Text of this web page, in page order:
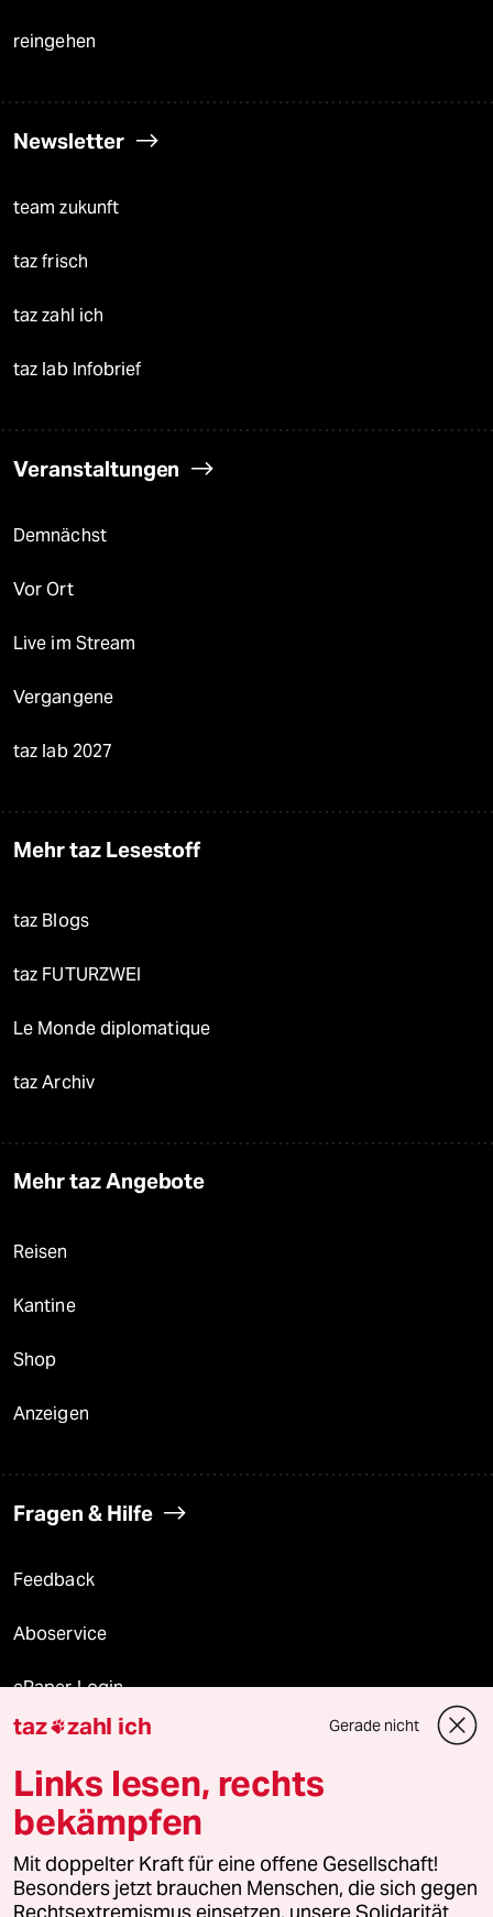
reingehen
Newsletter
team zukunft
taz frisch
taz zahl ich
taz lab Infobrief
Veranstaltungen
Demnächst
Vor Ort
Live im Stream
Vergangene
taz lab 2027
Mehr taz Lesestoff
taz Blogs
taz FUTURZWEI
Le Monde diplomatique
taz Archiv
Mehr taz Angebote
Reisen
Kantine
Shop
Anzeigen
Fragen & Hilfe
Feedback
Aboservice
ePaper Login
Downloads für Abonnierende
© 2026 taz Verlags und Vertriebs GmbH
Alle Rechte vorbehalten. Bei rechtlichen Fragen oder für Genehmigungen
wenden Sie sich bitte an lizenzen@taz.de
taz zahl ich Gerade nicht
Links lesen, rechts
bekämpfen
Mit doppelter Kraft für eine offene Gesellschaft!
Besonders jetzt brauchen Menschen, die sich gegen